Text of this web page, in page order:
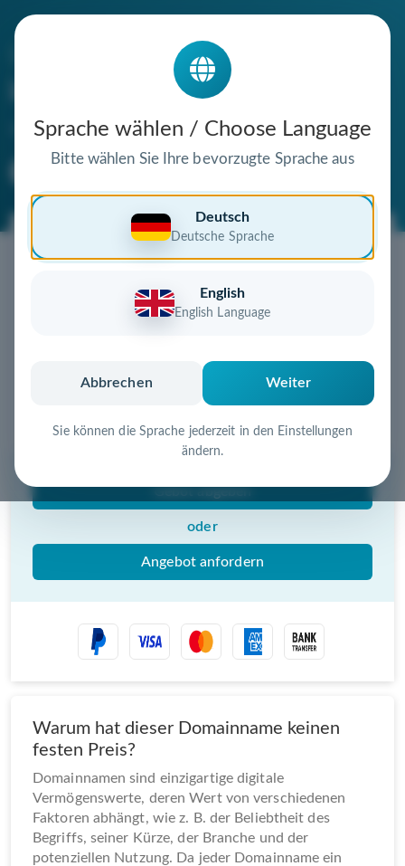
Sprache wählen / Choose Language
Bitte wählen Sie Ihre bevorzugte Sprache aus
Deutsch
Deutsche Sprache
English
English Language
Abbrechen Weiter
Sie können die Sprache jederzeit in den Einstellungen
ändern.
kp-kunststoffe.de
steht zum Verkauf
Jetzt diese Wunschdomain
Diese Domain könnte schon bald Ihnen gehören!
Schnell, sicher und unkompliziert zur eigenen
Gebot abgeben
oder
Angebot anfordern
Warum hat dieser Domainname keinen
festen Preis?
Domainnamen sind einzigartige digitale
Vermögenswerte, deren Wert von verschiedenen
Faktoren abhängt, wie z. B. der Beliebtheit des
Begriffs, seiner Kürze, der Branche und der
potenziellen Nutzung. Da jeder Domainname ein